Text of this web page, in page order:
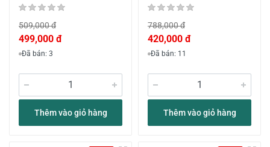
509,000 đ
499,000 đ
Đã bán: 3
Thêm vào giỏ hàng
788,000 đ
420,000 đ
Đã bán: 11
Thêm vào giỏ hàng